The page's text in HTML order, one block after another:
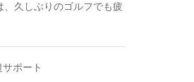
、久しぶりのゴルフでも疲
ポート